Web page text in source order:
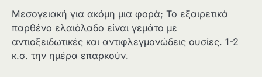
Μεσογειακή για ακόμη μια φορά; Το εξαιρετικά
παρθένο ελαιόλαδο είναι γεμάτο με
αντιοξειδωτικές και αντιφλεγμονώδεις ουσίες. 1-2
κ.σ. την ημέρα επαρκούν.